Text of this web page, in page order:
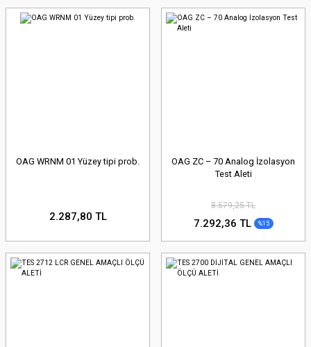
OAG WRNM 01 Yüzey tipi prob.
2.287,80 TL
OAG ZC – 70 Analog İzolasyon
Test Aleti
8.579,25 TL
7.292,36 TL %15